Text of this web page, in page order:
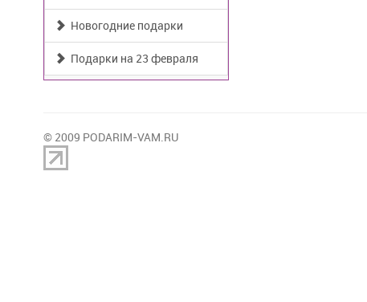
Новогодние подарки
Подарки на 23 февраля
© 2009 PODARIM-VAM.RU